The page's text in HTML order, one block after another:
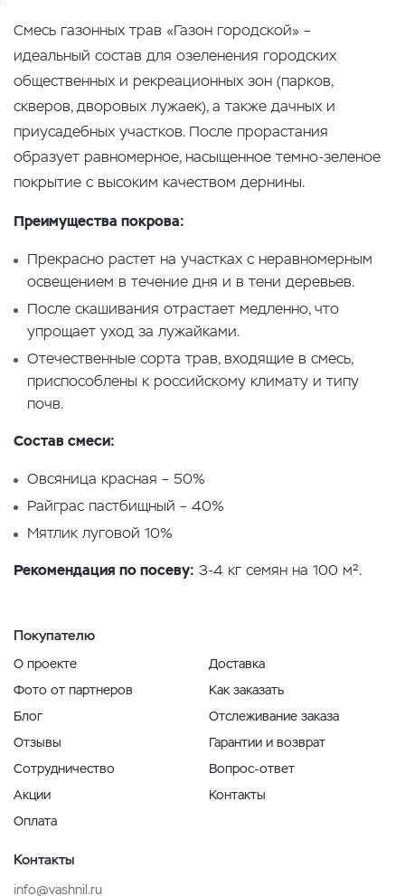
Смесь газонных трав «Газон городской» –
идеальный состав для озеленения городских
общественных и рекреационных зон (парков,
скверов, дворовых лужаек), а также дачных и
приусадебных участков. После прорастания
образует равномерное, насыщенное темно-зеленое
покрытие с высоким качеством дернины.
Преимущества покрова:
Прекрасно растет на участках с неравномерным
освещением в течение дня и в тени деревьев.
После скашивания отрастает медленно, что
упрощает уход за лужайками.
Отечественные сорта трав, входящие в смесь,
приспособлены к российскому климату и типу
почв.
Состав смеси:
Овсяница красная – 50%
Райграс пастбищный – 40%
Мятлик луговой 10%
Рекомендация по посеву: 3-4 кг семян на 100 м².
Покупателю
О проекте
Фото от партнеров
Блог
Отзывы
Сотрудничество
Акции
Оплата
Доставка
Как заказать
Отслеживание заказа
Гарантии и возврат
Вопрос-ответ
Контакты
Контакты
info@vashnil.ru